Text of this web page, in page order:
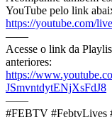
YouTube pelo link
https://youtube.com/
——
Acesse o link da
anteriores:
https://
JSmvntdytENjXsFdJ8
——
#FEBTV #FebtvLives